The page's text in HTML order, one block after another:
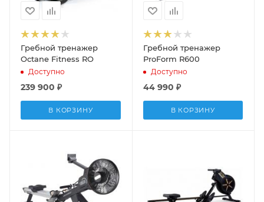
Гребной тренажер
Octane Fitness RO
Доступно
239 900 ₽
В КОРЗИНУ
Гребной тренажер
ProForm R600
Доступно
44 990 ₽
В КОРЗИНУ